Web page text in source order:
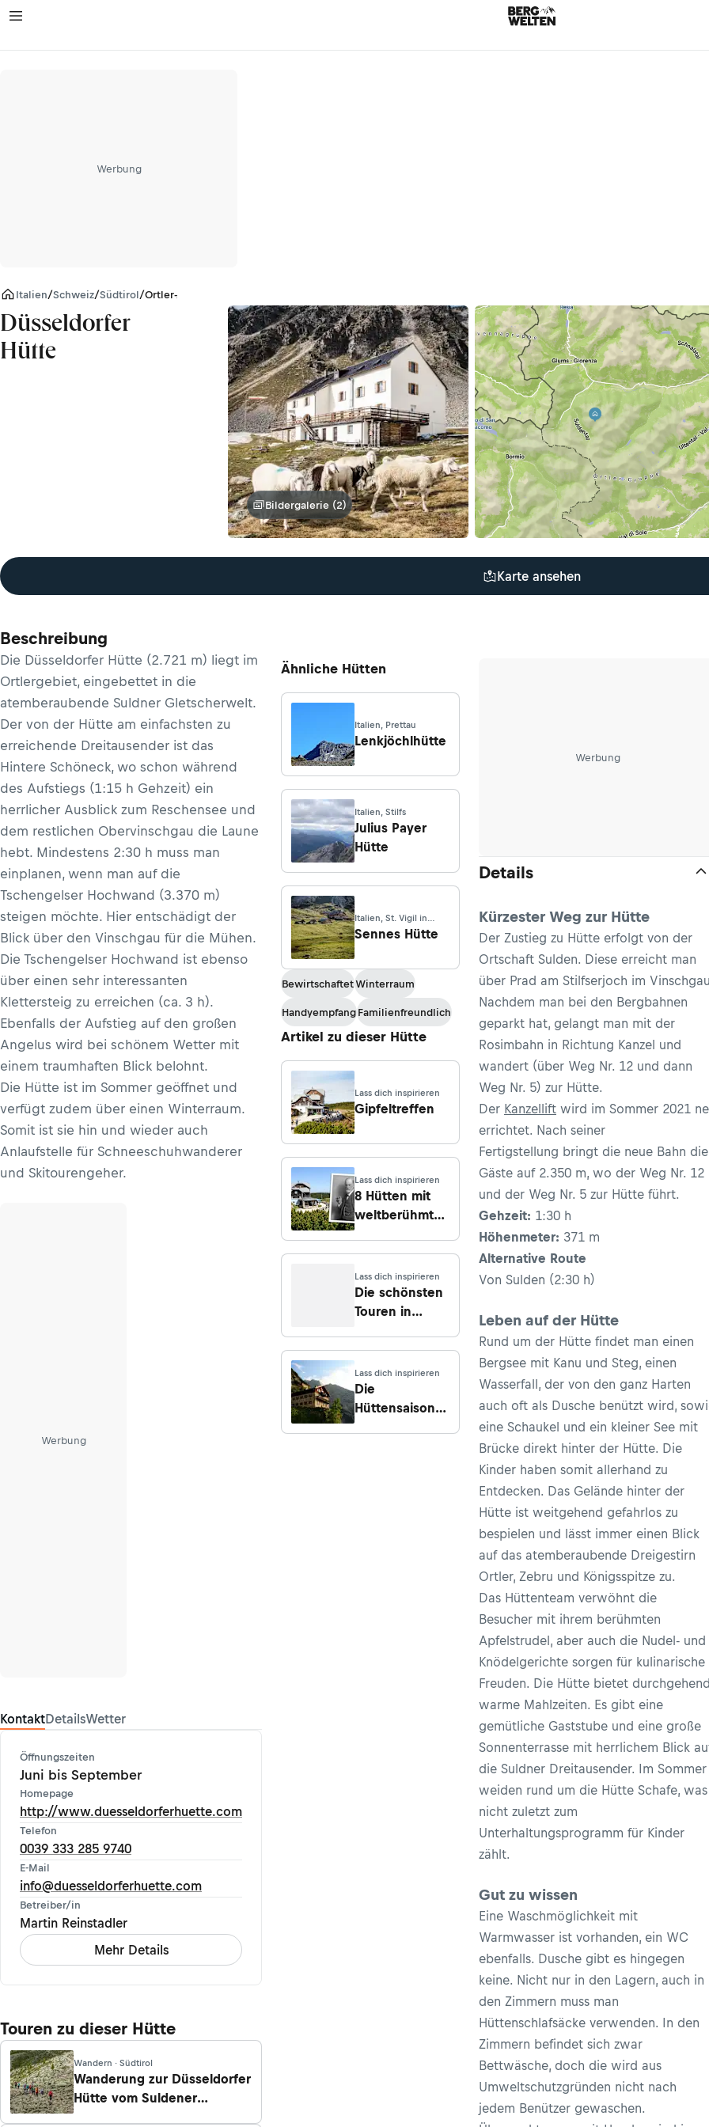
Werbung
Italien/Schweiz/Südtirol/Ortler-Alpen
Düsseldorfer
Hütte
Bildergalerie (2)
Karte ansehen
Beschreibung
Die Düsseldorfer Hütte (2.721 m) liegt im
Ortlergebiet, eingebettet in die
atemberaubende Suldner Gletscherwelt.
Der von der Hütte am einfachsten zu
erreichende Dreitausender ist das
Hintere Schöneck, wo schon während
des Aufstiegs (1:15 h Gehzeit) ein
herrlicher Ausblick zum Reschensee und
dem restlichen Obervinschgau die Laune
hebt. Mindestens 2:30 h muss man
einplanen, wenn man auf die
Tschengelser Hochwand (3.370 m)
steigen möchte. Hier entschädigt der
Blick über den Vinschgau für die Mühen.
Die Tschengelser Hochwand ist ebenso
über einen sehr interessanten
Klettersteig zu erreichen (ca. 3 h).
Ebenfalls der Aufstieg auf den großen
Angelus wird bei schönem Wetter mit
einem traumhaften Blick belohnt.
Die Hütte ist im Sommer geöffnet und
verfügt zudem über einen Winterraum.
Somit ist sie hin und wieder auch
Anlaufstelle für Schneeschuhwanderer
und Skitourengeher.
Werbung
KontaktDetailsWetter
Öffnungszeiten
Juni bis September
Homepage
http://www.duesseldorferhuette.com
Telefon
0039 333 285 9740
E-Mail
info@duesseldorferhuette.com
Betreiber/in
Martin Reinstadler
Mehr Details
Touren zu dieser Hütte
Wandern · Südtirol
Wanderung zur Düsseldorfer
Hütte vom Suldener
Ähnliche Hütten
Italien, Prettau
Lenkjöchlhütte
Italien, Stilfs
Julius Payer
Hütte
Italien, St. Vigil in
Enneberg
Sennes Hütte
BewirtschaftetWinterraum
Handyempfang Familienfreundlich
Artikel zu dieser Hütte
Lass dich inspirieren
Gipfeltreffen
Lass dich inspirieren
8 Hütten mit
weltberühmten
Lass dich inspirieren
Die schönsten
Touren in
Lass dich inspirieren
Die
Hüttensaison
Werbung
Details
Kürzester Weg zur Hütte
Der Zustieg zu Hütte erfolgt von der
Ortschaft Sulden. Diese erreicht man
über Prad am Stilfserjoch im
Nachdem man bei den Bergbahnen
geparkt hat, gelangt man mit der
Rosimbahn in Richtung Kanzel und
wandert (über Weg Nr. 12 und dann
Weg Nr. 5) zur Hütte.
Der Kanzellift wird im Sommer 2021
errichtet. Nach seiner
Fertigstellung bringt die neue Bahn die
Gäste auf 2.350 m, wo der Weg Nr. 12
und der Weg Nr. 5 zur Hütte führt.
Gehzeit: 1:30 h
Höhenmeter: 371 m
Alternative Route
Von Sulden (2:30 h)
Leben auf der Hütte
Rund um der Hütte findet man einen
Bergsee mit Kanu und Steg, einen
Wasserfall, der von den ganz Harten
auch oft als Dusche benützt wird,
eine Schaukel und ein kleiner See mit
Brücke direkt hinter der Hütte. Die
Kinder haben somit allerhand zu
Entdecken. Das Gelände hinter der
Hütte ist weitgehend gefahrlos zu
bespielen und lässt immer einen Blick
auf das atemberaubende Dreigestirn
Ortler, Zebru und Königsspitze zu.
Das Hüttenteam verwöhnt die
Besucher mit ihrem berühmten
Apfelstrudel, aber auch die Nudel- und
Knödelgerichte sorgen für kulinarische
Freuden. Die Hütte bietet durchgehend
warme Mahlzeiten. Es gibt eine
gemütliche Gaststube und eine große
Sonnenterrasse mit herrlichem Blick
die Suldner Dreitausender. Im Sommer
weiden rund um die Hütte Schafe, was
nicht zuletzt zum
Unterhaltungsprogramm für Kinder
zählt.
Gut zu wissen
Eine Waschmöglichkeit mit
Warmwasser ist vorhanden, ein WC
ebenfalls. Dusche gibt es hingegen
keine. Nicht nur in den Lagern, auch in
den Zimmern muss man
Hüttenschlafsäcke verwenden. In den
Zimmern befindet sich zwar
Bettwäsche, doch die wird aus
Umweltschutzgründen nicht nach
jedem Benützer gewaschen.